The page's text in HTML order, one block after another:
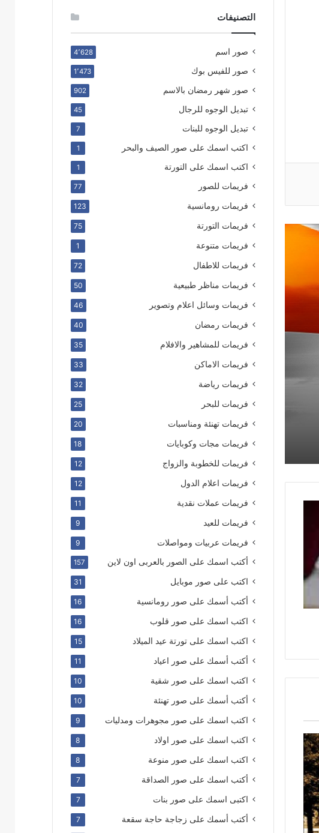
ستوكهولم
التصنيفات
صور اسم 4٬628
صور للفيس بوك 1٬473
صور شهر رمضان بالاسم 902
تبديل الوجوه للرجال 45
تبديل الوجوه للبنات 7
اكتب اسمك على صور الصيف والبحر 1
اكتب اسمك على التورتة 1
فريمات للصور 77
فريمات رومانسية 123
فريمات التورتة 75
فريمات متنوعة 1
فريمات للاطفال 72
فريمات مناظر طبيعية 50
فريمات وسائل اعلام وتصوير 46
فريمات رمضان 40
فريمات للمشاهير والافلام 35
فريمات الاماكن 33
فريمات رياضة 32
فريمات للبحر 25
فريمات تهنئة ومناسبات 20
فريمات مجات وكوبايات 18
فريمات للخطوبة والزواج 12
فريمات اعلام الدول 12
فريمات عملات نقدية 11
فريمات للعيد 9
فريمات عربيات ومواصلات 9
أكتب اسمك على الصور بالعربى اون لاين 157
اكتب على صور موبايل 31
أكتب أسمك على صور رومانسية 16
اكتب اسمك على صور قلوب 16
اكتب اسمك على تورتة عيد الميلاد 15
أكتب أسمك على صور اعياد 11
اكتب اسمك على صور شقية 10
أكتب أسمك على صور تهنئة 10
اكتب اسمك على صور مجوهرات ومدليات 9
اكتب اسمك على صور اولاد 8
اكتب اسمك على صور منوعة 8
أكتب اسمك على صور الصداقة 7
اكتبى اسمك على صور بنات 7
أكتب أسمك على زجاجة حاجة سقعة 7